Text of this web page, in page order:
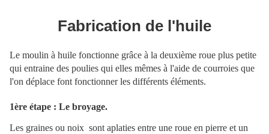
Fabrication de l'huile
Le moulin à huile fonctionne grâce à la deuxième roue plus petite
qui entraine des poulies qui elles mêmes à l'aide de courroies que
l'on déplace font fonctionner les différents éléments.
1ère étape : Le broyage.
Les graines ou noix sont aplaties entre une roue en pierre et un